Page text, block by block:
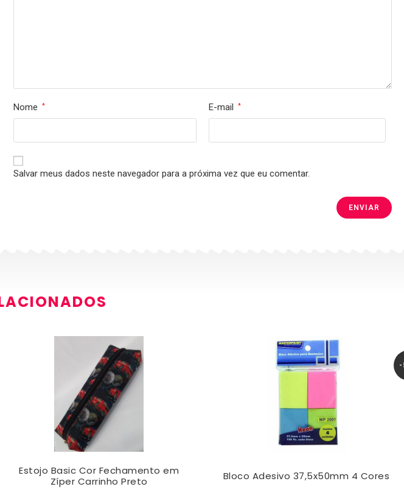
Nome * E-mail *
Salvar meus dados neste navegador para a próxima vez que eu comentar.
Estojo Basic Cor Fechamento em
Zíper Carrinho Preto
-
Bloco Adesivo 37,5x50mm 4 Cores